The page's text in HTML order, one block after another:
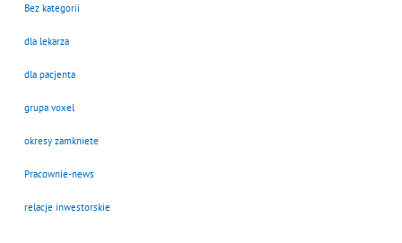
Bez kategorii
dla lekarza
dla pacjenta
grupa voxel
okresy zamkniete
Pracownie-news
relacje inwestorskie